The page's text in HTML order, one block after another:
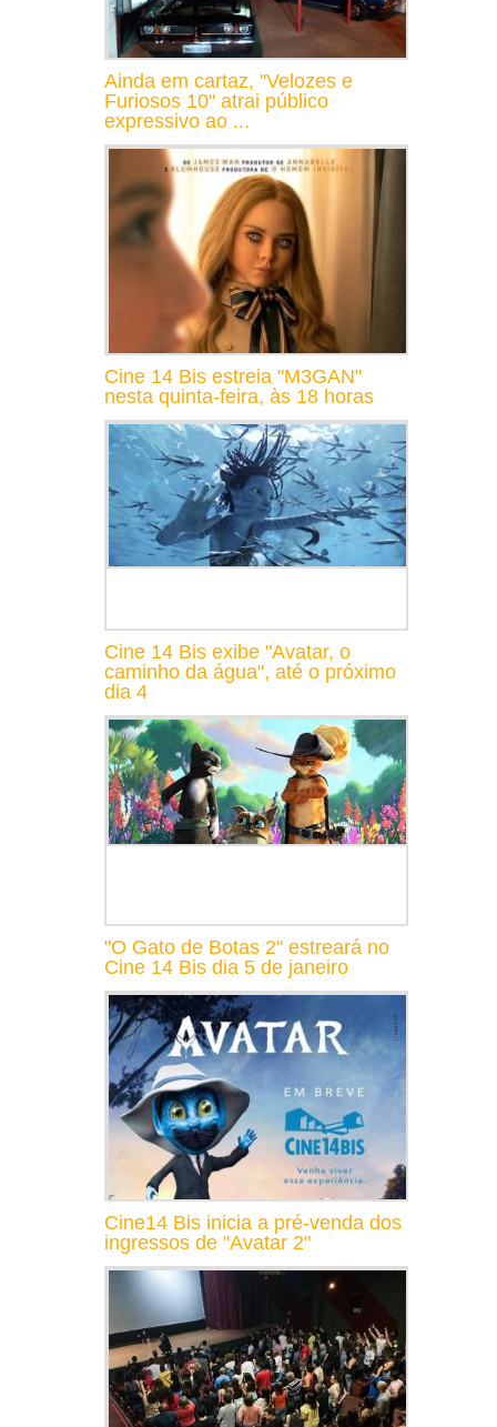
Ainda em cartaz, "Velozes e
Furiosos 10" atrai público
expressivo ao ...
Cine 14 Bis estreia "M3GAN"
nesta quinta-feira, às 18 horas
Cine 14 Bis exibe "Avatar, o
caminho da água", até o próximo
dia 4
"O Gato de Botas 2" estreará no
Cine 14 Bis dia 5 de janeiro
Cine14 Bis inicia a pré-venda dos
ingressos de "Avatar 2"